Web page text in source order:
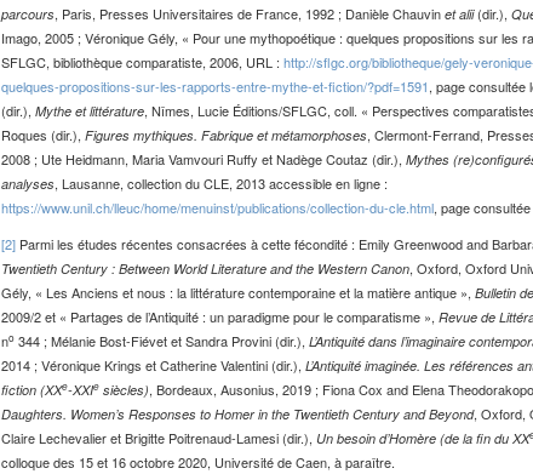
parcours, Paris, Presses Universitaires de France, 1992 ; Danièle Chauvin et alii(dir.),
Imago, 2005 ; Véronique Gély, « Pour une mythopoétique : quelques propositions sur les
SFLGC, bibliothèque comparatiste, 2006, URL : http://sflgc.org/bibliotheque/gely-
quelques-propositions-sur-les-rapports-entre-mythe-et-fiction/?pdf=1591, page consultée
(dir.), Mythe et littérature, Nîmes, Lucie Éditions/SFLGC, coll. « Perspectives
Roques (dir.), Figures mythiques. Fabrique et métamorphoses, Clermont-Ferrand,
2008 ; Ute Heidmann, Maria Vamvouri Ruffy et Nadège Coutaz (dir.), Mythes
analyses, Lausanne, collection du CLE, 2013 accessible en ligne :
https://www.unil.ch/lleuc/home/menuinst/publications/collection-du-cle.html, page
[2]Parmi les études récentes consacrées à cette fécondité : Emily Greenwood and
Twentieth Century : Between World Literature and the Western Canon, Oxford, Oxford
Gély, « Les Anciens et nous : la littérature contemporaine et la matière antique », Bulletin
2009/2 et « Partages de l’Antiquité : un paradigme pour le comparatisme », Revue de
no344 ; Mélanie Bost-Fiévet et Sandra Provini (dir.), L’Antiquité dans l’imaginaire
2014 ; Véronique Krings et Catherine Valentini (dir.), L’Antiquité imaginée. Les références
fiction (XXe-XXIesiècles), Bordeaux, Ausonius, 2019 ; Fiona Cox and Elena
Daughters. Women’s Responses to Homer in the Twentieth Century and Beyond, Oxford,
Claire Lechevalier et Brigitte Poitrenaud-Lamesi (dir.), Un besoin d’Homère (de la fin du XX
colloque des 15 et 16 octobre 2020, Université de Caen, à paraître.